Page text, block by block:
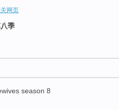
网页
季
season 8